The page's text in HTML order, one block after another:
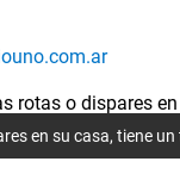
en su casa, tiene